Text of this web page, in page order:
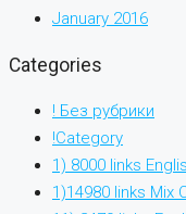
January 2016
Categories
! Без рубрики
!Category
1) 8000 links
1)14980 links Mix